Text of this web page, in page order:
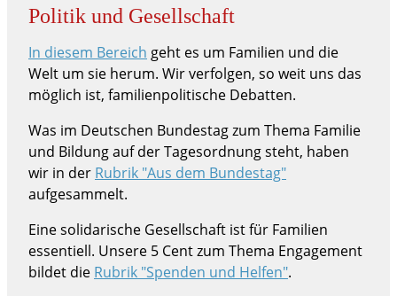
Politik und Gesellschaft
In diesem Bereich geht es um Familien und die
Welt um sie herum. Wir verfolgen, so weit uns das
möglich ist, familienpolitische Debatten.
Was im Deutschen Bundestag zum Thema Familie
und Bildung auf der Tagesordnung steht, haben
wir in der Rubrik "Aus dem Bundestag"
aufgesammelt.
Eine solidarische Gesellschaft ist für Familien
essentiell. Unsere 5 Cent zum Thema Engagement
bildet die Rubrik "Spenden und Helfen".